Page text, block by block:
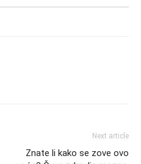
Next article
Znate li kako se zove ovo